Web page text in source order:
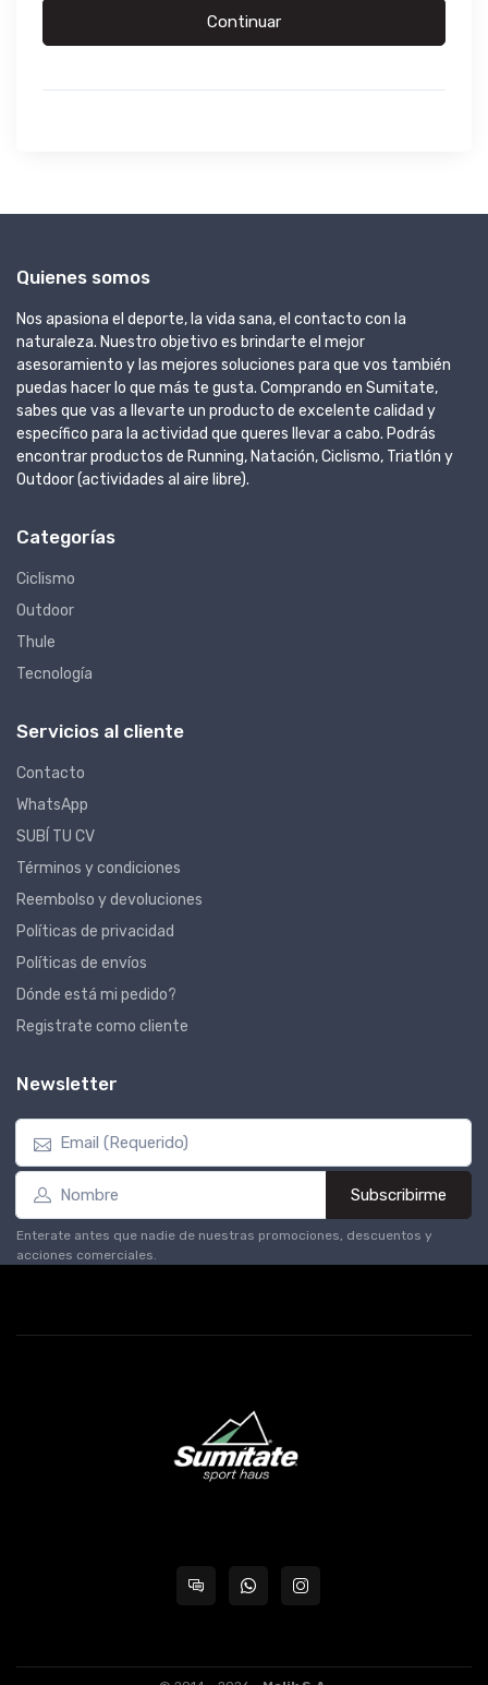
Continuar
Quienes somos
Nos apasiona el deporte, la vida sana, el contacto con la
naturaleza. Nuestro objetivo es brindarte el mejor
asesoramiento y las mejores soluciones para que vos también
puedas hacer lo que más te gusta. Comprando en Sumitate,
sabes que vas a llevarte un producto de excelente calidad y
específico para la actividad que queres llevar a cabo. Podrás
encontrar productos de Running, Natación, Ciclismo, Triatlón y
Outdoor (actividades al aire libre).
Categorías
Ciclismo
Outdoor
Thule
Tecnología
Servicios al cliente
Contacto
WhatsApp
SUBÍ TU CV
Términos y condiciones
Reembolso y devoluciones
Políticas de privacidad
Políticas de envíos
Dónde está mi pedido?
Registrate como cliente
Newsletter
Subscribirme
Enterate antes que nadie de nuestras promociones, descuentos y
acciones comerciales.